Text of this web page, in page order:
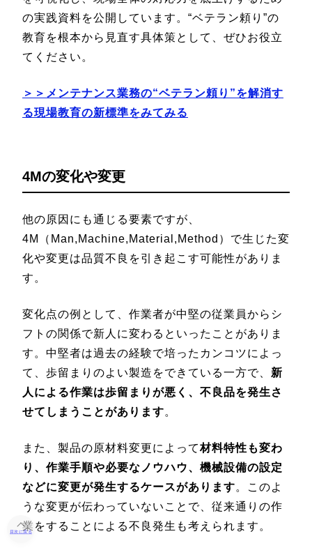
の実践資料を公開しています。“ベテラン頼り”の
教育を根本から見直す具体策として、ぜひお役立
てください。
＞＞メンテナンス業務の“ベテラン頼り”を解消す
る現場教育の新標準をみてみる
4Mの変化や変更
他の原因にも通じる要素ですが、
4M（Man,Machine,Material,Method）で生じた変
化や変更は品質不良を引き起こす可能性がありま
す。
変化点の例として、作業者が中堅の従業員からシ
フトの関係で新人に変わるといったことがありま
す。中堅者は過去の経験で培ったカンコツによっ
て、歩留まりのよい製造をできている一方で、 新
人による作業は歩留まりが悪く、不良品を発生さ
せてしまうことがあります。
また、製品の原材料変更によって材料特性も変わ
り、作業手順や必要なノウハウ、機械設備の設定
などに変更が発生するケースがあります。このよ
うな変更が伝わっていないことで、従来通りの作
業をすることによる不良発生も考えられます。
目次に戻る